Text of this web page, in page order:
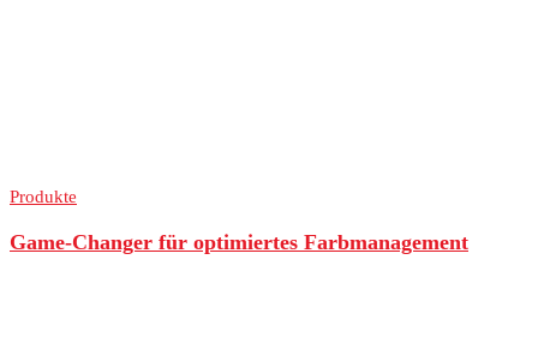
Produkte
Game-Changer für optimiertes Farbmanagement